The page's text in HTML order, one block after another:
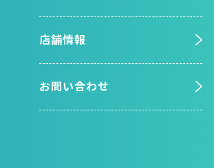
店舗情報
お問い合わせ